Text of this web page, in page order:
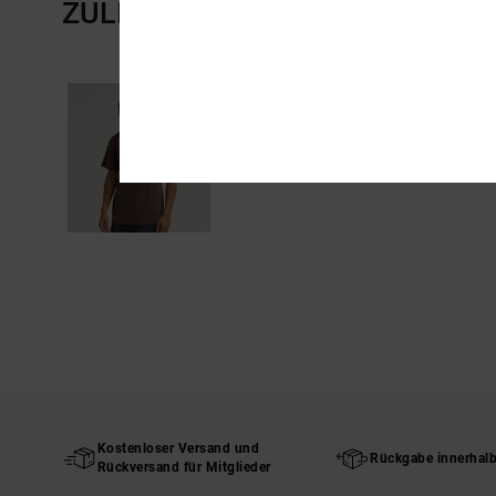
ZULETZT ANGESEHENE ARTIKEL
Kostenloser Versand und
Rückversand für Mitglieder
Rückgabe